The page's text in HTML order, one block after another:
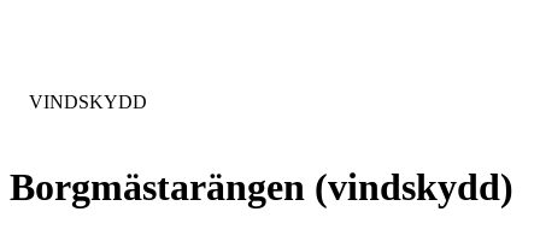
Borgmästarängen (vindskydd)
KATEGORI:
VINDSKYDD